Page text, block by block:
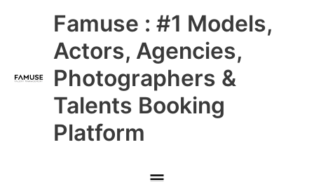
Famuse : #1 Models,
Actors, Agencies,
Photographers &
Talents Booking
Platform
Main
Menu